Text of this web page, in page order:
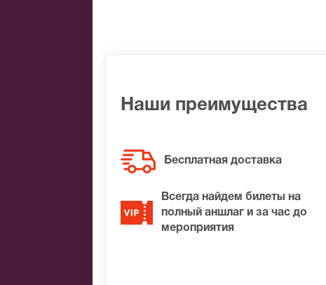
BitCoin
удалось найти нужные билеты на
лучшие места по доступной цене.
Наши преимущества
Бесплатная доставка
Всегда найдем билеты на
полный аншлаг и за час до
мероприятия